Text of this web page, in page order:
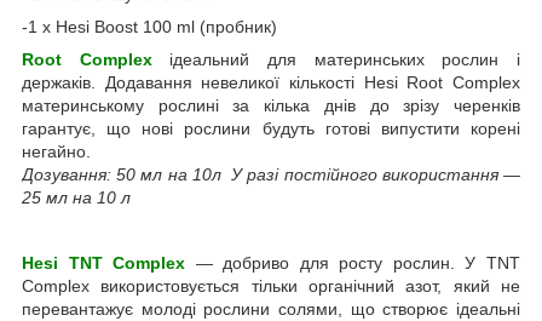
-1 х Hesi Boost 100 ml (пробник)
Root Complexідеальний для материнських рослин і
держаків. Додавання невеликої кількості Hesi Root Complex
материнському рослині за кілька днів до зрізу черенків
гарантує, що нові рослини будуть готові випустити корені
негайно.
Дозування: 50 мл на 10л У разі постійного використання —
25 мл на 10 л
Hesi TNT Complex — добриво для росту рослин. У TNT
Complex використовується тільки органічний азот, який не
перевантажує молоді рослини солями, що створює ідеальні